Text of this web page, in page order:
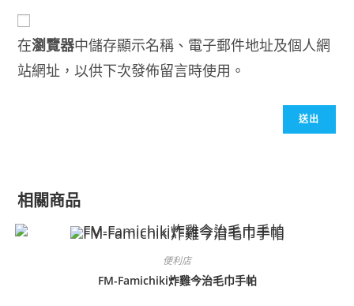
在瀏覽器中儲存顯示名稱、電子郵件地址及個人網
站網址，以供下次發佈留言時使用。
相關商品
便利店
FM-Famichiki炸雞今治毛巾手帕